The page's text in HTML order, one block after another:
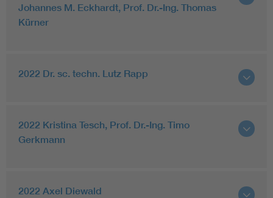
Johannes M. Eckhardt, Prof. Dr.-Ing. Thomas
Kürner
2022 Dr. sc. techn. Lutz Rapp
2022 Kristina Tesch, Prof. Dr.-Ing. Timo
Gerkmann
2022 Axel Diewald